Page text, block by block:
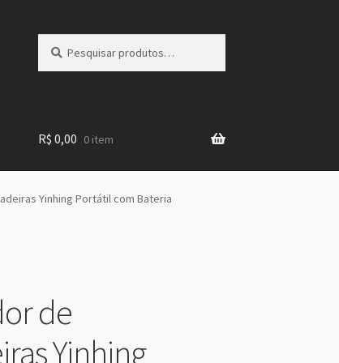
por:
R$ 0,00 0 item
Yinhing Portátil com Bateria
de
Yinhing